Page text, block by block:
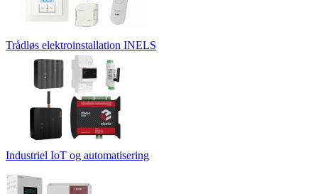
Trådløs elektroinstallation INELS
Industriel IoT og automatisering